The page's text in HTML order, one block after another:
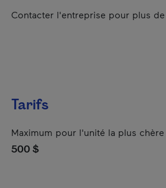
Contacter l'entreprise pour plus
Tarifs
Maximum pour l'unité la plus chère
500 $